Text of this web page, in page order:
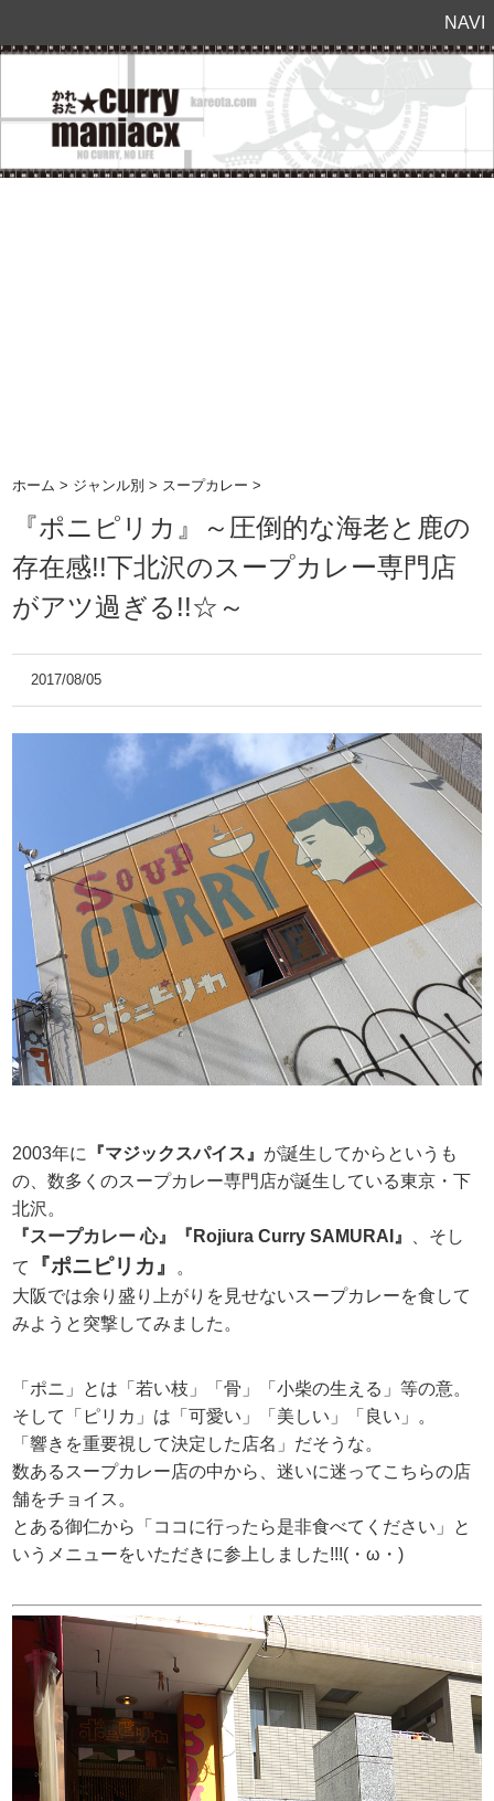
NAVI
ホーム > ジャンル別 > スープカレー >
『ポニピリカ』～圧倒的な海老と鹿の
存在感!!下北沢のスープカレー専門店
がアツ過ぎる!!☆～
2017/08/05
2003年に 『マジックスパイス』 が誕生してからというも
の、数多くのスープカレー専門店が誕生している東京・下
北沢。
『スープカレー 心』『Rojiura Curry SAMURAI』
、そし
て
『ポニピリカ』
。
大阪では余り盛り上がりを見せないスープカレーを食して
みようと突撃してみました。
「ポニ」とは「若い枝」「骨」「小柴の生える」等の意。
そして「ピリカ」は「可愛い」「美しい」「良い」。
「響きを重要視して決定した店名」だそうな。
数あるスープカレー店の中から、迷いに迷ってこちらの店
舗をチョイス。
とある御仁から「ココに行ったら是非食べてください」と
いうメニューをいただきに参上しました!!!(・ω・)